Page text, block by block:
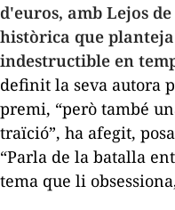
d'euros, amb Lejos
històrica que
indestructible en
definit la seva autora
premi, “però també
traïció”, ha afegit,
“Parla de la batalla
tema que li